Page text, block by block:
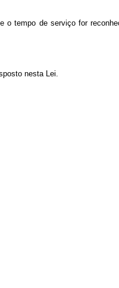
tempo de serviço for
nesta Lei.